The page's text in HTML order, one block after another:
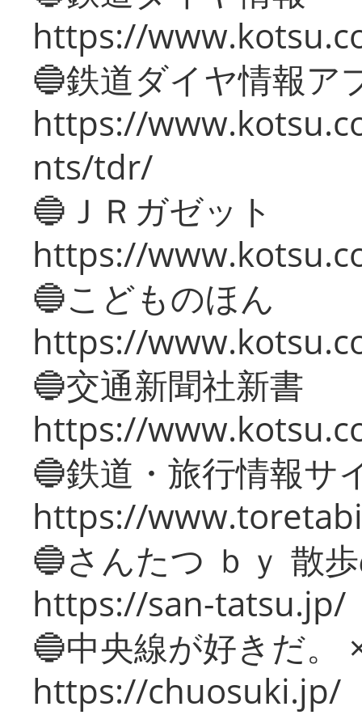
https://
🔵鉄道ダイヤ情報ア
https://
nts/tdr/
🔵ＪＲガゼット
https://
🔵こどものほん
https://
🔵交通新聞社新書
https://
🔵鉄道・旅行情報サ
https://
🔵さんたつ ｂｙ 散
https://san-tatsu.jp/
🔵中央線が好きだ。
https://chuosuki.jp/